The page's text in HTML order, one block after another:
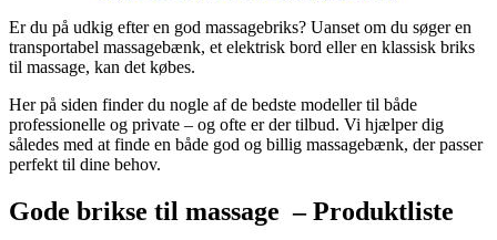
Er du på udkig efter en god massagebriks? Uanset om du søger en
transportabel massagebænk, et elektrisk bord eller en klassisk briks
til massage, kan det købes.
Her på siden finder du nogle af de bedste modeller til både
professionelle og private – og ofte er der tilbud. Vi hjælper dig
således med at finde en både god og billig massagebænk, der passer
perfekt til dine behov.
Gode brikse til massage – Produktliste